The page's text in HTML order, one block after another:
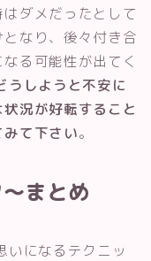
ダメだったとして
なり、後々付き合
る可能性が出てく
うしようと不安に
況が好転すること
て下さい。
まとめ
いになるテクニッ